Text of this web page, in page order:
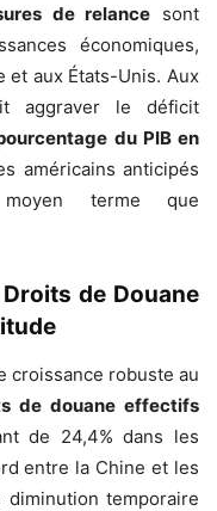
de relance sont
économiques,
et aux États-Unis. Aux
aggraver le déficit
du PIB en
américains anticipés
terme que
de Douane
croissance robuste au
de douane effectifs
de 24,4% dans les
entre la Chine et les
temporaire